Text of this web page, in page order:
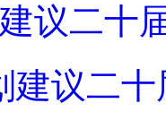
议二十
建议二